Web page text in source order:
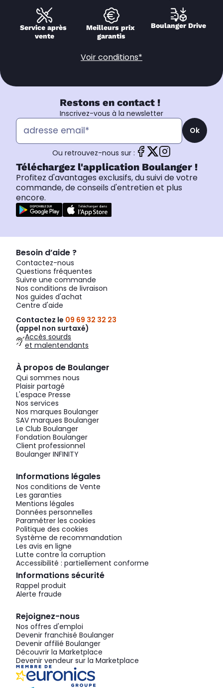
Service après
vente
Meilleurs prix
garantis
Boulanger Drive
Voir conditions*
Restons en contact !
Inscrivez-vous à la newsletter
Ok
Ou retrouvez-nous sur :
Téléchargez l'application Boulanger !
Profitez d'avantages exclusifs, du suivi de votre
commande, de conseils d'entretien et plus
encore.
Besoin d’aide ?
Contactez-nous
Questions fréquentes
Suivre une commande
Nos conditions de livraison
Nos guides d'achat
Centre d'aide
Contactez le 09 69 32 32 23
(appel non surtaxé)
Accès sourds
et malentendants
À propos de Boulanger
Qui sommes nous
Plaisir partagé
L'espace Presse
Nos services
Nos marques Boulanger
SAV marques Boulanger
Le Club Boulanger
Fondation Boulanger
Client professionnel
Boulanger INFINITY
Informations légales
Nos conditions de Vente
Les garanties
Mentions légales
Données personnelles
Paramétrer les cookies
Politique des cookies
Système de recommandation
Les avis en ligne
Lutte contre la corruption
Accessibilité : partiellement conforme
Informations sécurité
Rappel produit
Alerte fraude
Rejoignez-nous
Nos offres d'emploi
Devenir franchisé Boulanger
Devenir affilié Boulanger
Découvrir la Marketplace
Devenir vendeur sur la Marketplace